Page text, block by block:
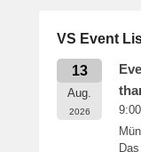
VS Event
13
Aug.
2026 9:00